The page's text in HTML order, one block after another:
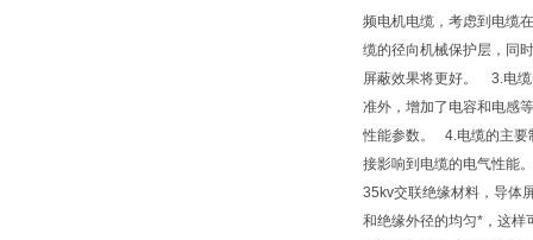
频电机电缆，考虑到电缆
缆的径向机械保护层，同
屏蔽效果将更好。 3.电缆
准外，增加了电容和电感
性能参数。 4.电缆的主要
接影响到电缆的电气性能
35kv交联绝缘材料，导体
和绝缘外径的均匀*，这样